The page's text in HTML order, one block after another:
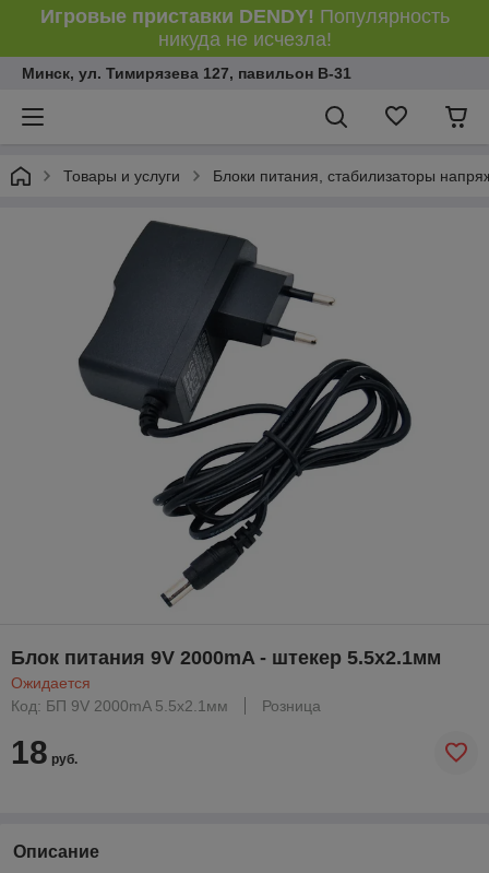
Игровые приставки DENDY! Популярность
никуда не исчезла!
Минск, ул. Тимирязева 127, павильон В-31
Товары и услуги Блоки питания, стабилизаторы
Блок питания 9V 2000mA - штекер 5.5x2.1мм
Ожидается
Код: БП 9V 2000mA 5.5x2.1мм
Розница
18 руб.
Описание